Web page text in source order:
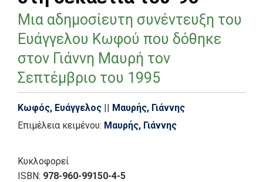
Μια αδημοσίευτη συνέντευξη του
Ευάγγελου Κωφού που δόθηκε
στον Γιάννη Μαυρή τον
Σεπτέμβριο του 1995
Κωφός, Ευάγγελος || Μαυρής, Γιάννης
Επιμέλεια κειμένου: Μαυρής, Γιάννης
Κυκλοφορεί
ISBN: 978-960-99150-4-5